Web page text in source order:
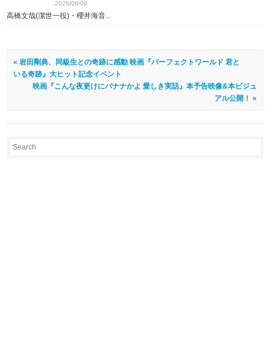
2026/08/09
高橋文哉(潔世一役)・櫻井海音...
« 岩田剛典、同級生との奇跡に感動 映画『パーフェクトワールド 君と
いる奇跡』大ヒット記念イベント
映画『こんな夜更けにバナナかよ 愛しき実話』本予告映像&本ビジュ
アル公開！ »